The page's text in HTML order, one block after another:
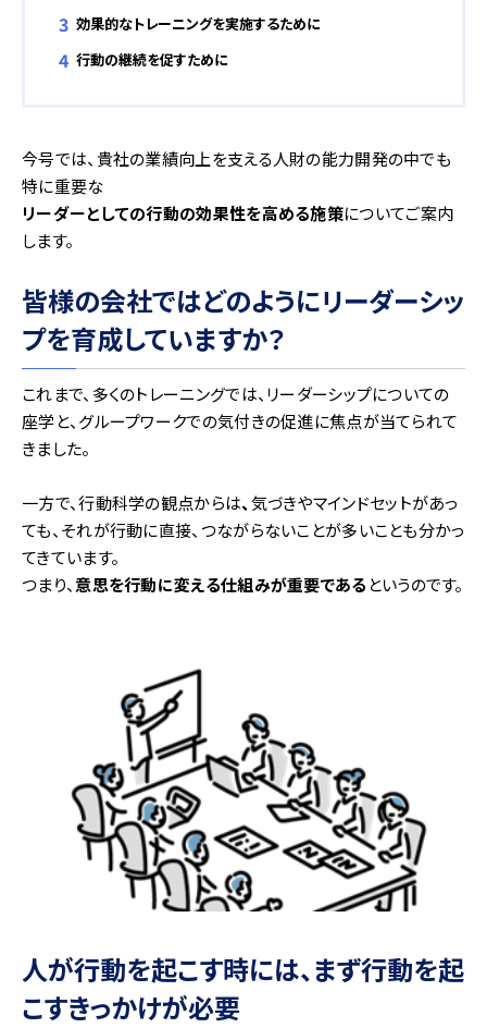
効果的なトレーニングを実施するために
行動の継続を促すために
今号では、貴社の業績向上を支える人財の能力開発の中でも
特に重要な
リーダーとしての行動の効果性を高める施策についてご案内
します。
皆様の会社ではどのようにリーダーシッ
プを育成していますか？
これまで、多くのトレーニングでは、リーダーシップについての
座学と、グループワークでの気付きの促進に焦点が当てられて
きました。
一方で、行動科学の観点からは、気づきやマインドセットがあっ
ても、それが行動に直接、つながらないことが多いことも分かっ
てきています。
つまり、意思を行動に変える仕組みが重要である というのです。
人が行動を起こす時には、まず行動を起
こすきっかけが必要